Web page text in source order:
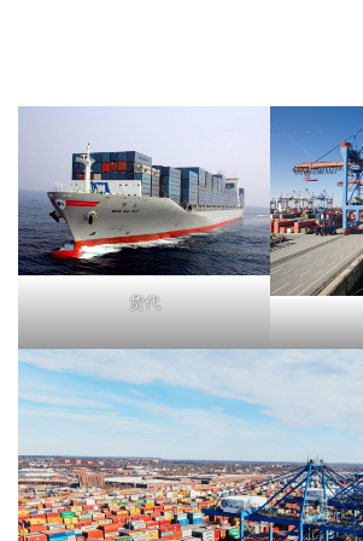
货代